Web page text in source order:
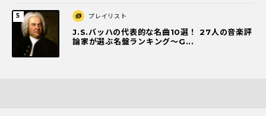
プレイリスト
J.S.バッハの代表的な名曲10選！ 27人の音楽評
論家が選ぶ名盤ランキング〜G...